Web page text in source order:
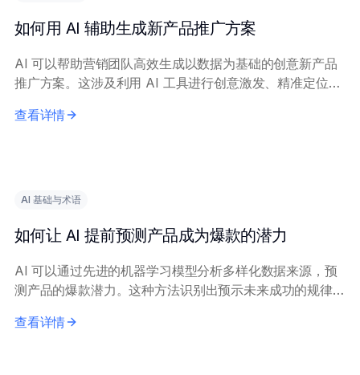
如何用 AI 辅助生成新产品推广方案
AI 可以帮助营销团队高效生成以数据为基础的创意新产品
推广方案。这涉及利用 AI 工具进行创意激发、精准定位和
训练 AI 模型，以生成相关洞察。营...
查看详情
AI 基础与术语
如何让 AI 提前预测产品成为爆款的潜力
AI 可以通过先进的机器学习模型分析多样化数据来源，预
测产品的爆款潜力。这种方法识别出预示未来成功的规律模
感、搜索趋势和消费者反馈。机器学习技术，...
查看详情